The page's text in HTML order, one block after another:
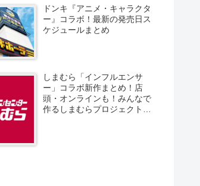
ドンキ『アニメ・キャラクタ
ー』コラボ！最新の発売日ス
ケジュールまとめ
しまむら「インフルエンサ
ー」コラボ新作まとめ！店
頭・オンラインも！みんなで
作るしまむらプロジェクト！